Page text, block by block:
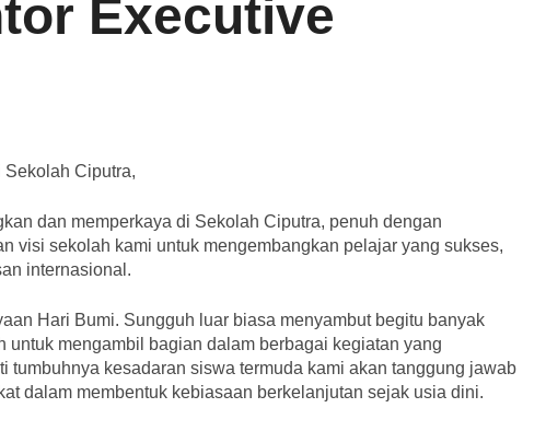
Executive
Sekolah Ciputra,
dan memperkaya di Sekolah Ciputra, penuh dengan
visi sekolah kami untuk mengembangkan pelajar yang sukses,
internasional.
Hari Bumi. Sungguh luar biasa menyambut begitu banyak
mengambil bagian dalam berbagai kegiatan yang
tumbuhnya kesadaran siswa termuda kami akan tanggung jawab
dalam membentuk kebiasaan berkelanjutan sejak usia dini.